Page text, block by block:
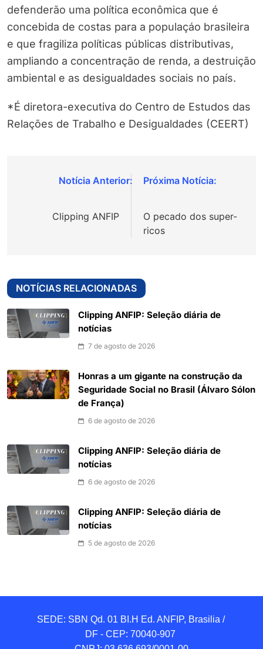
defenderão uma política econômica que é
concebida de costas para a populaçáo brasileira
e que fragiliza políticas públicas distributivas,
ampliando a concentração de renda, a destruição
ambiental e as desigualdades sociais no país.
*É diretora-executiva do Centro de Estudos das
Relações de Trabalho e Desigualdades (CEERT)
Navegação
Clipping ANFIP
O pecado dos super-
ricos
NOTÍCIAS RELACIONADAS
Clipping ANFIP: Seleção diária de
notícias
7 de agosto de 2026
Honras a um gigante na construção da
Seguridade Social no Brasil (Álvaro Sólon
de França)
6 de agosto de 2026
Clipping ANFIP: Seleção diária de
notícias
6 de agosto de 2026
Clipping ANFIP: Seleção diária de
notícias
5 de agosto de 2026
SEDE: SBN Qd. 01 BI.H Ed. ANFIP, Brasilia /
DF - CEP: 70040-907